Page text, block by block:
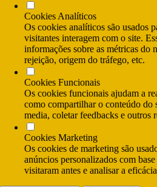
Cookies Analíticos
Os cookies analíticos são usados
visitantes interagem com o site.
informações sobre as métricas do
rejeição, origem do tráfego, etc.
Cookies Funcionais
Os cookies funcionais ajudam a
como compartilhar o conteúdo do
media, coletar feedbacks e outros
Cookies Marketing
Os cookies de marketing são
anúncios personalizados com
visitaram antes e analisar a
cost to